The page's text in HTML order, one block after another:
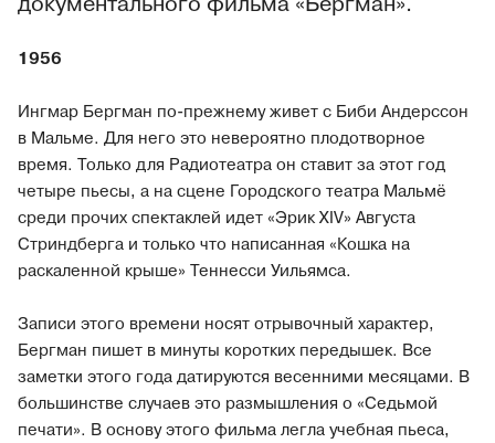
1956
Ингмар Бергман по-прежнему живет с Биби Андерссон
в Мальме. Для него это невероятно плодотворное
время. Только для Радиотеатра он ставит за этот год
четыре пьесы, а на сцене Городского театра Мальмё
среди прочих спектаклей идет «Эрик XIV» Августа
Стриндберга и только что написанная «Кошка на
раскаленной крыше» Теннесси Уильямса.
Записи этого времени носят отрывочный характер,
Бергман пишет в минуты коротких передышек. Все
заметки этого года датируются весенними месяцами. В
большинстве случаев это размышления о «Седьмой
печати». В основу этого фильма легла учебная пьеса,